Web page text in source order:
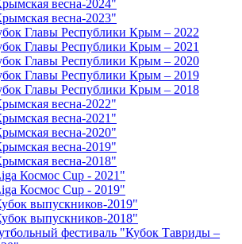
весна-2024"
весна-2023"
Главы Республики Крым – 2022
Главы Республики Крым – 2021
Главы Республики Крым – 2020
Главы Республики Крым – 2019
Главы Республики Крым – 2018
весна-2022"
весна-2021"
весна-2020"
весна-2019"
весна-2018"
Космос Cup - 2021"
Космос Cup - 2019"
выпускников-2019"
выпускников-2018"
фестиваль "Кубок Тавриды –